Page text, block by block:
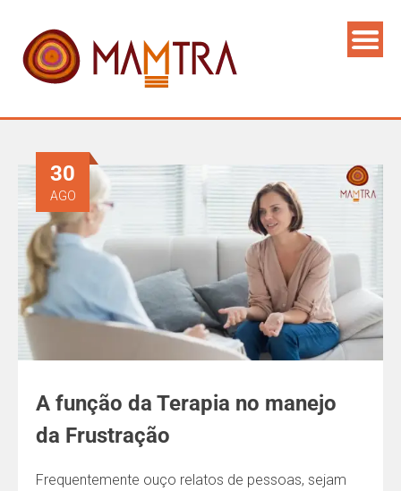
A função da Terapia no manejo
da Frustração
30
AGO
Frequentemente ouço relatos de pessoas, sejam